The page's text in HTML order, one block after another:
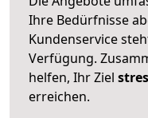
Ihre Bedürfnisse
Kundenservice
Verfügung.
helfen, Ihr Ziel
erreichen.